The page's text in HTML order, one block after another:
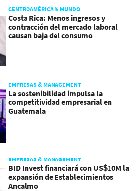
CENTROAMÉRICA & MUNDO
Costa Rica: Menos ingresos y
contracción del mercado laboral
causan baja del consumo
EMPRESAS & MANAGEMENT
La sostenibilidad impulsa la
competitividad empresarial en
Guatemala
EMPRESAS & MANAGEMENT
BID Invest financiará con US$10M la
expansión de Establecimientos
Ancalmo